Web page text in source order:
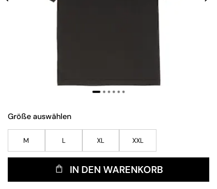
Größe auswählen
M L XL XXL
IN DEN WARENKORB